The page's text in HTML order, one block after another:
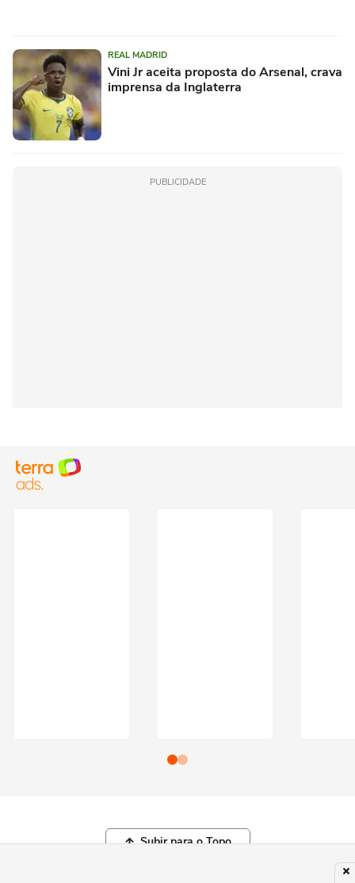
REAL MADRID
Vini Jr aceita proposta do Arsenal, crava
imprensa da Inglaterra
PUBLICIDADE
Subir para o Topo